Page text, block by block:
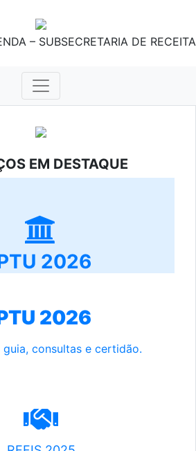
– SUBSECRETARIA DE RECEITA
EM DESTAQUE
2026
2026
guia, consultas e certidão.